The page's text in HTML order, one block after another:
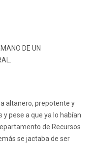
DE UN
altanero, prepotente y
pese a que ya lo habían
de Recursos
se jactaba de ser